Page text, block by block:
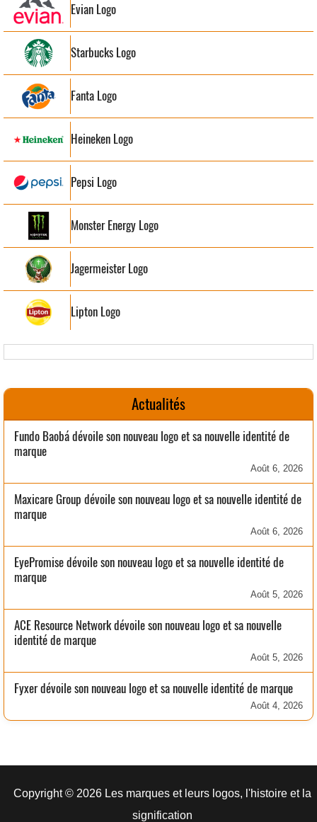
Evian Logo
Starbucks Logo
Fanta Logo
Heineken Logo
Pepsi Logo
Monster Energy Logo
Jagermeister Logo
Lipton Logo
Actualités
Fundo Baobá dévoile son nouveau logo et sa nouvelle identité de
marque
Août 6, 2026
Maxicare Group dévoile son nouveau logo et sa nouvelle identité de
marque
Août 6, 2026
EyePromise dévoile son nouveau logo et sa nouvelle identité de
marque
Août 5, 2026
ACE Resource Network dévoile son nouveau logo et sa nouvelle
identité de marque
Août 5, 2026
Fyxer dévoile son nouveau logo et sa nouvelle identité de marque
Août 4, 2026
Copyright © 2026 Les marques et leurs logos, l'histoire et la
signification